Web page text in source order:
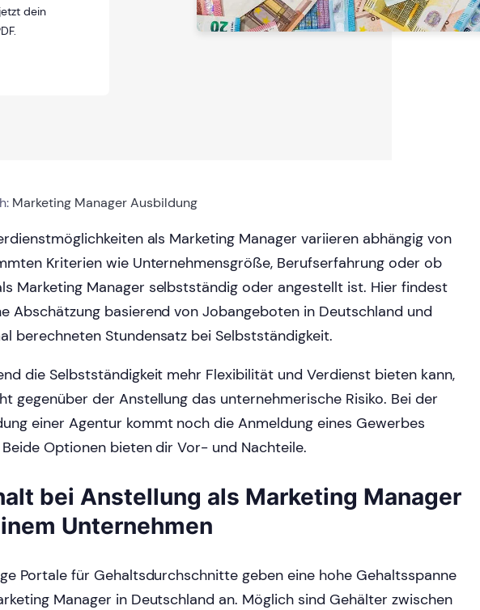
dein
Marketing Manager Ausbildung
als Marketing Manager variieren abhängig von
Kriterien wie Unternehmensgröße, Berufserfahrung oder ob
Marketing Manager selbstständig oder angestellt ist. Hier findest
Abschätzung basierend von Jobangeboten in Deutschland und
berechneten Stundensatz bei Selbstständigkeit.
die Selbstständigkeit mehr Flexibilität und Verdienst bieten kann,
gegenüber der Anstellung das unternehmerische Risiko. Bei der
einer Agentur kommt noch die Anmeldung eines Gewerbes
Beide Optionen bieten dir Vor- und Nachteile.
bei Anstellung als Marketing Manager
Unternehmen
Portale für Gehaltsdurchschnitte geben eine hohe Gehaltsspanne
Manager in Deutschland an. Möglich sind Gehälter zwischen